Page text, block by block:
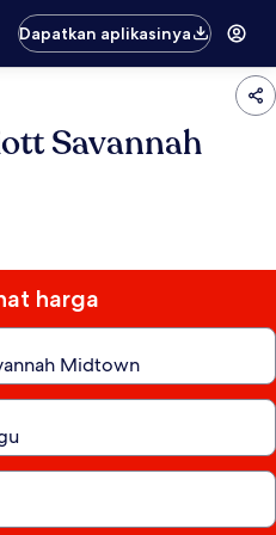
Dapatkan aplikasinya
Savannah
harga